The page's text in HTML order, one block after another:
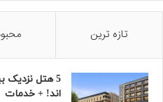
تازه ترین
5 هتل نزدیک
اند! + خدمات